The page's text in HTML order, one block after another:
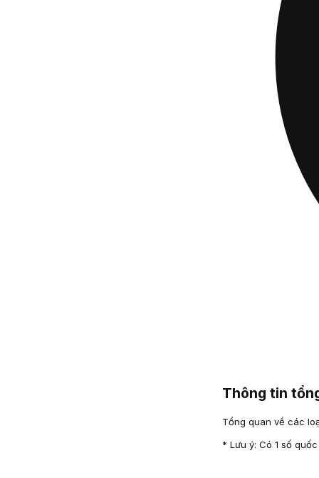
Thông tin
Tổng quan về các
* Lưu ý: Có 1 số